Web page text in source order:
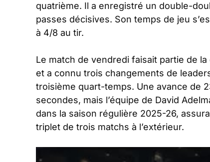
quatrième. Il a enregistré un double-
passes décisives. Son temps de jeu
à 4/8 au tir.
Le match de vendredi faisait partie de
et a connu trois changements de
troisième quart-temps. Une avance de
secondes, mais l’équipe de David
dans la saison régulière 2025-26,
triplet de trois matchs à l’extérieur.